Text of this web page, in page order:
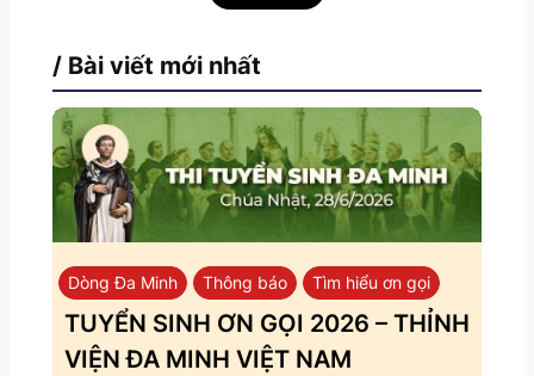
/ Bài viết mới nhất
Dòng Đa Minh Thông báo Tìm hiểu ơn gọi
TUYỂN SINH ƠN GỌI 2026 – THỈNH
VIỆN ĐA MINH VIỆT NAM